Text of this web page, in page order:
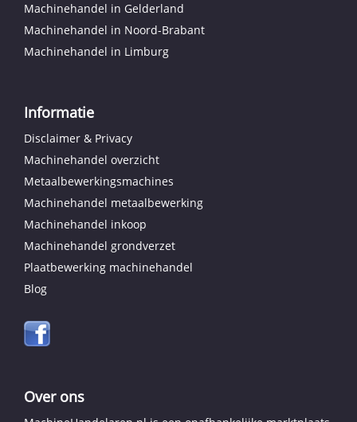
Machinehandel in Gelderland
Machinehandel in Noord-Brabant
Machinehandel in Limburg
Informatie
Disclaimer & Privacy
Machinehandel overzicht
Metaalbewerkingsmachines
Machinehandel metaalbewerking
Machinehandel inkoop
Machinehandel grondverzet
Plaatbewerking machinehandel
Blog
Over ons